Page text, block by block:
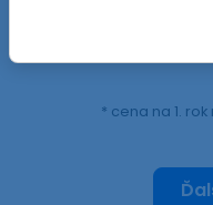
* cena na 1.